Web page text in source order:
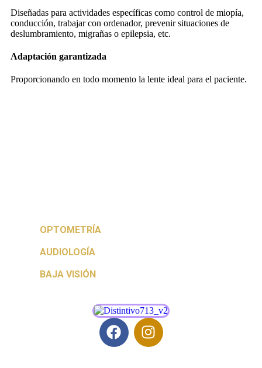
Diseñadas para actividades específicas como control de miopía,
conducción, trabajar con ordenador, prevenir situaciones de
deslumbramiento, migrañas o epilepsia, etc.
Adaptación garantizada
Proporcionando en todo momento la lente ideal para el paciente.
OPTOMETRÍA
AUDIOLOGÍA
BAJA VISIÓN